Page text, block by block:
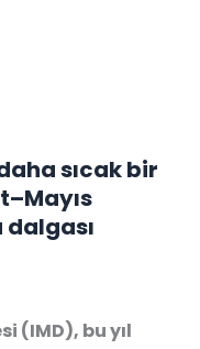
sıcak bir
(IMD), bu yıl